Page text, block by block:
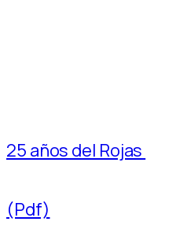
25 años del Rojas
(Pdf)